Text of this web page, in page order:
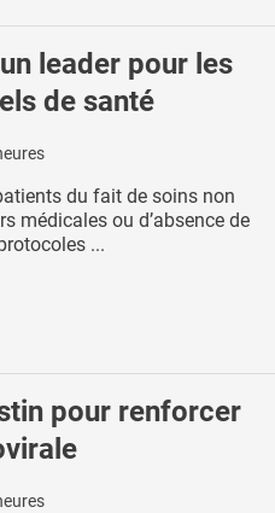
leader pour les
de santé
du fait de soins non
médicales ou d’absence de
...
pour renforcer